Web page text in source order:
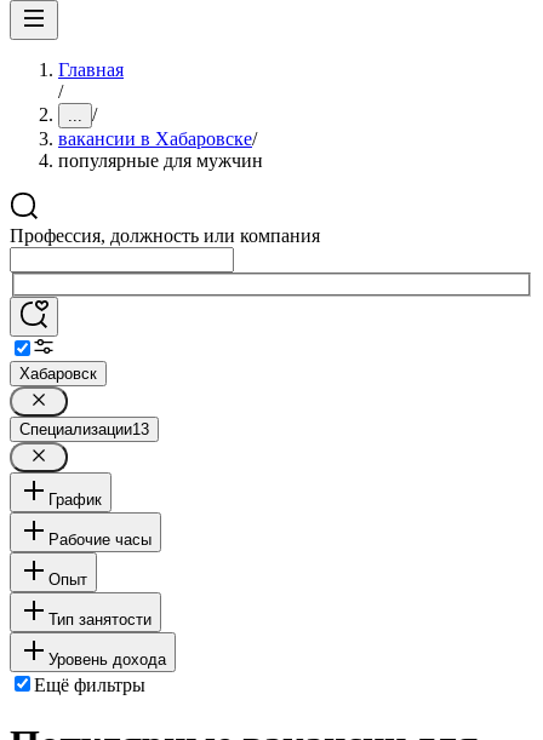
Главная
/
... /
вакансии в Хабаровске/
популярные для мужчин
Профессия, должность или компания
Хабаровск
Специализации13
График
Рабочие часы
Опыт
Тип занятости
Уровень дохода
Ещё фильтры